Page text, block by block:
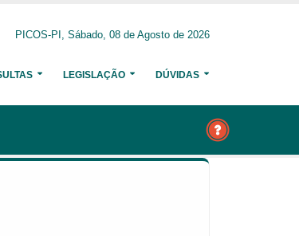
PICOS-PI, Sábado, 08 de Agosto de 2026
LEGISLAÇÃO DÚVIDAS